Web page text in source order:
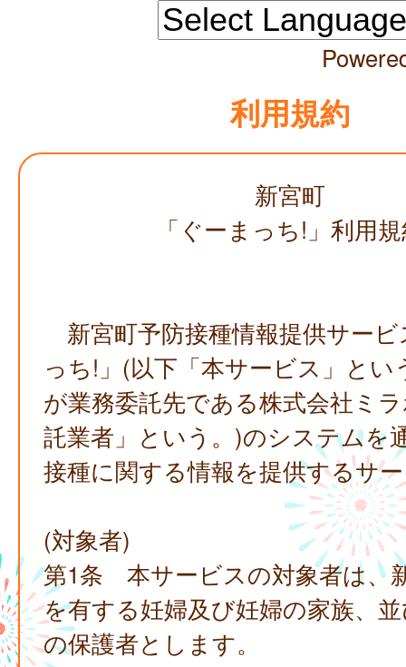
利用規約
新宮町
「ぐーまっち!」利用
新宮町予防接種情報提供サー
っち!」(以下「本サービス」とい
が業務委託先である株式会社ミ
託業者」という。)のシステムを
接種に関する情報を提供するサ
(対象者)
第1条 本サービスの対象者は、
を有する妊婦及び妊婦の家族、
の保護者とします。